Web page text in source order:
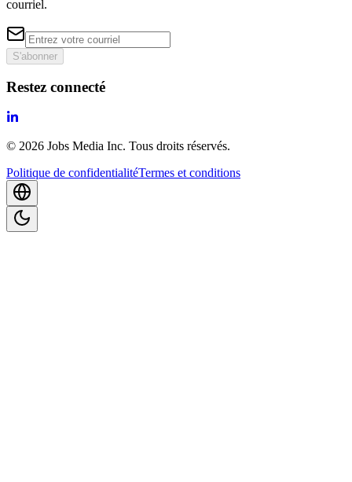
courriel.
S'abonner
Restez connecté
© 2026 Jobs Media Inc. Tous droits réservés.
Politique de confidentialitéTermes et conditions